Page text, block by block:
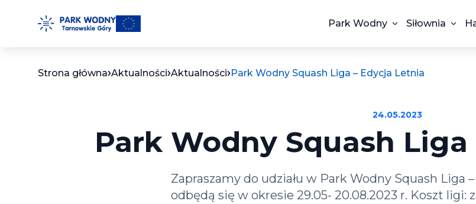
Park Wodny Siłownia
Strona główna Aktualności Aktualności Park Wodny Squash Liga – Edycja Letnia
24.05.2023
Park Wodny Squash
Zapraszamy do udziału w Park Wodny Squash Liga
odbędą się w okresie 29.05- 20.08.2023 r. Koszt ligi: